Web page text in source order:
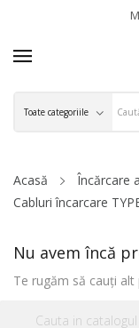
Acasă
Încărcare
Cabluri încarcare
Nu avem încă
Te rugăm să cauți alt